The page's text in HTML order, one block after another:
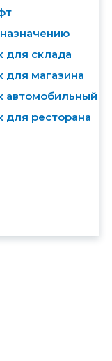
для склада
для магазина
автомобильный
для ресторана